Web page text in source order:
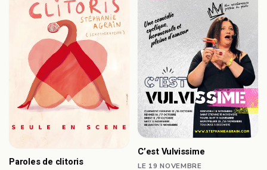
Paroles de clitoris
C’est Vulvissime
LE 19 NOVEMBRE